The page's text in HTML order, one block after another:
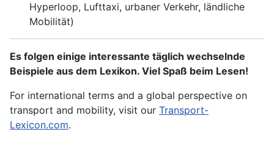
Hyperloop, Lufttaxi, urbaner Verkehr, ländliche
Mobilität)
Es folgen einige interessante täglich wechselnde
Beispiele aus dem Lexikon. Viel Spaß beim Lesen!
For international terms and a global perspective on
transport and mobility, visit our Transport-
Lexicon.com.